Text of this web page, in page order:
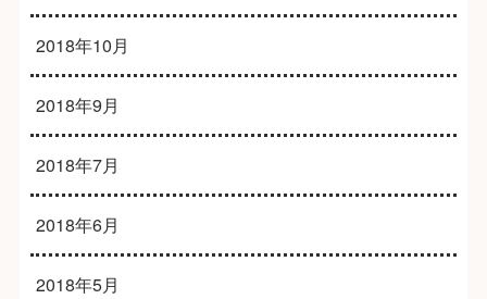
2018年10月
2018年9月
2018年7月
2018年6月
2018年5月